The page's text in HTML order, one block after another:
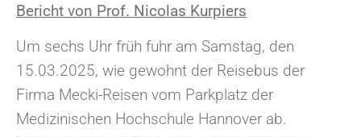
Bericht von Prof. Nicolas Kurpiers
Um sechs Uhr früh fuhr am Samstag, den
15.03.2025, wie gewohnt der Reisebus der
Firma Mecki-Reisen vom Parkplatz der
Medizinischen Hochschule Hannover ab.